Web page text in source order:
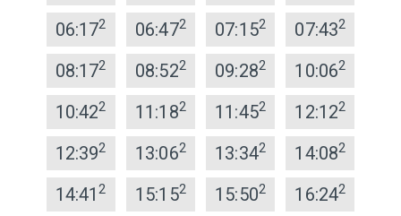
06:172 06:472 07:152 07:432
08:172 08:522 09:282 10:062
10:422 11:182 11:452 12:122
12:392 13:062 13:342 14:082
14:412 15:152 15:502 16:242